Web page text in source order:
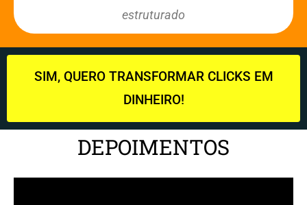
estruturado
SIM, QUERO TRANSFORMAR CLICKS EM
DINHEIRO!
DEPOIMENTOS